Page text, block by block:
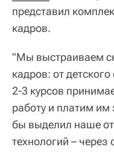
представил
кадров.
"Мы выстраиваем
кадров: от
2-3 курсов
работу и платим им
бы выделил наше
технологий – через